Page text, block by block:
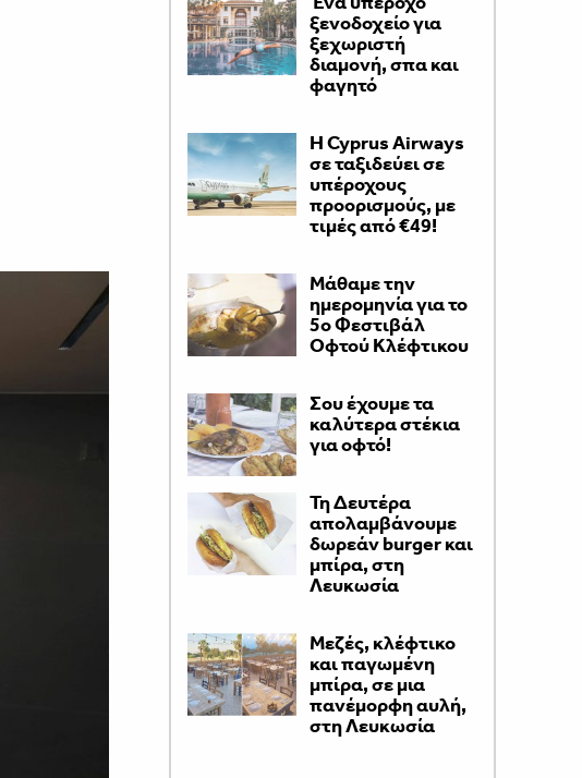
ξενοδοχείο για
ξεχωριστή
διαμονή, σπα και
φαγητό
H Cyprus Airways
σε ταξιδεύει σε
υπέροχους
προορισμούς, με
τιμές από €49!
Μάθαμε την
ημερομηνία για το
5ο Φεστιβάλ
Οφτού Κλέφτικου
Σου έχουμε τα
καλύτερα στέκια
για οφτό!
Τη Δευτέρα
απολαμβάνουμε
δωρεάν burger και
μπίρα, στη
Λευκωσία
Μεζές, κλέφτικο
και παγωμένη
μπίρα, σε μια
πανέμορφη αυλή,
στη Λευκωσία